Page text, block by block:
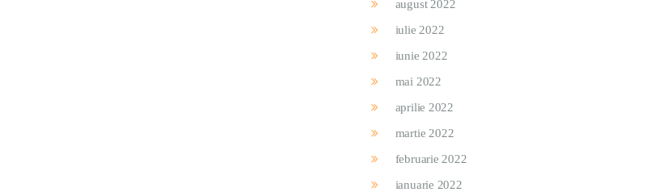
august 2022
iulie 2022
iunie 2022
mai 2022
aprilie 2022
martie 2022
februarie 2022
ianuarie 2022